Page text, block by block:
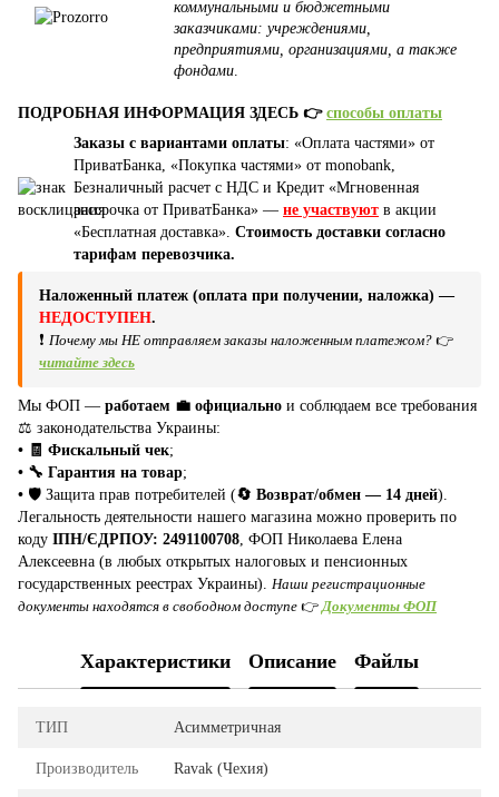
коммунальными и бюджетными
заказчиками: учреждениями,
предприятиями, организациями, а также
фондами
ПОДРОБНАЯ ИНФОРМАЦИЯ ЗДЕСЬ 👉 способы оплаты
Заказы с вариантами оплаты: «Оплата частями» от
ПриватБанка, «Покупка частями» от monobank,
Безналичный расчет с НДС и Кредит «Мгновенная
рассрочка от ПриватБанка» — не участвуют в акции
«Бесплатная доставка». Стоимость доставки согласно
тарифам перевозчика.
Наложенный платеж (оплата при получении, наложка) —
НЕДОСТУПЕН.
❗ Почему мы НЕ отправляем заказы наложенным платежом? 👉
читайте здесь
Мы ФОП — работаем 💼 официально и соблюдаем все требования
⚖️ законодательства Украины:
• 🧾 Фискальный чек;
• 🔧 Гарантия на товар;
• 🛡️ Защита прав потребителей (🔄 Возврат/обмен — 14 дней).
Легальность деятельности нашего магазина можно проверить по
коду ІПН/ЄДРПОУ: 2491100708 , ФОП Николаева Елена
Алексеевна (в любых открытых налоговых и пенсионных
государственных реестрах Украины). Наши регистрационные
документы находятся в свободном доступе 👉 Документы ФОП
Характеристики Описание Файлы
ТИП Асимметричная
Производитель Ravak (Чехия)